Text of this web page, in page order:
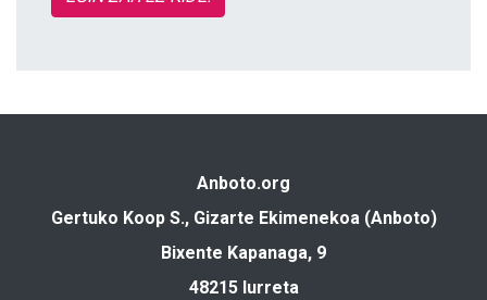
Anboto.org
Gertuko Koop S., Gizarte Ekimenekoa (Anboto)
Bixente Kapanaga, 9
48215 Iurreta